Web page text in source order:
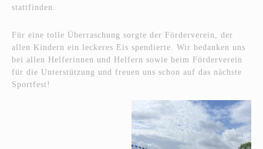
stattfinden.
Für eine tolle Überraschung sorgte der Förderverein, der
allen Kindern ein leckeres Eis spendierte. Wir bedanken uns
bei allen Helferinnen und Helfern sowie beim Förderverein
für die Unterstützung und freuen uns schon auf das nächste
Sportfest!